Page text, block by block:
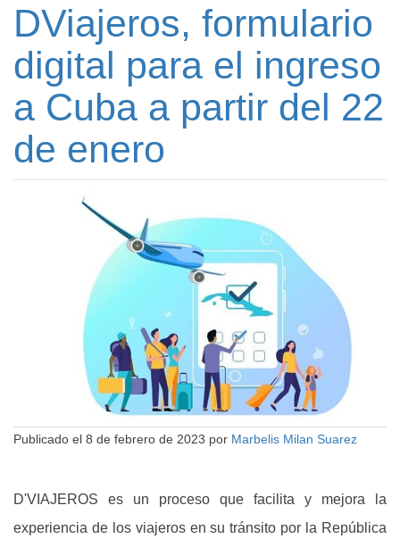
DViajeros, formulario
digital para el ingreso
a Cuba a partir del 22
de enero
Publicado el 8 de febrero de 2023 por Marbelis Milan Suarez
D'VIAJEROS es un proceso que facilita y mejora la
experiencia de los viajeros en su tránsito por la República